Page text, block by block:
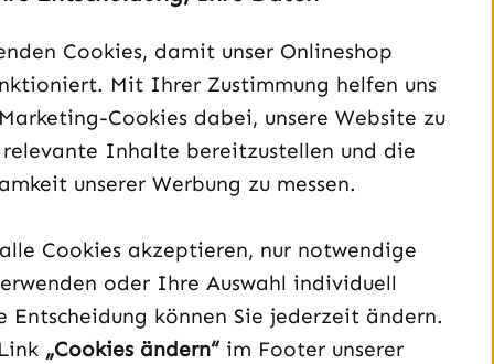
040 – 182 295 901
Mo-Fr, 08:00 - 16:00 Uhr
Oder über unser Kontaktformular.
Cookies, damit unser Onlineshop
Mit Ihrer Zustimmung helfen uns
Cookies dabei, unsere Website zu
relevante Inhalte bereitzustellen und die
unserer Werbung zu messen.
Cookies akzeptieren, nur notwendige
oder Ihre Auswahl individuell
Entscheidung können Sie jederzeit ändern.
„Cookies ändern“im Footer unserer